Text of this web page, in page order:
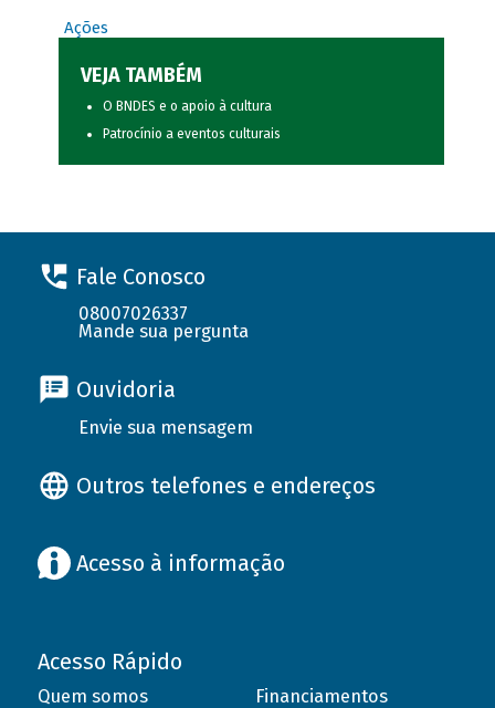
Ações
VEJA TAMBÉM
O BNDES e o apoio à cultura
Patrocínio a eventos culturais
Fale Conosco
08007026337
Mande sua pergunta
Ouvidoria
Envie sua mensagem
Outros telefones e endereços
Acesso à informação
Acesso Rápido
Quem somos
Financiamentos